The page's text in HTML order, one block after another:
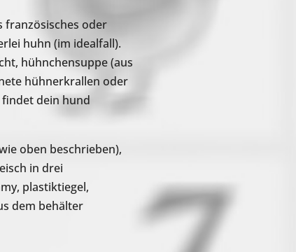
französisches oder
huhn (im idealfall).
hühnchensuppe (aus
hühnerkrallen oder
dein hund
oben beschrieben),
in drei
plastiktiegel,
dem behälter